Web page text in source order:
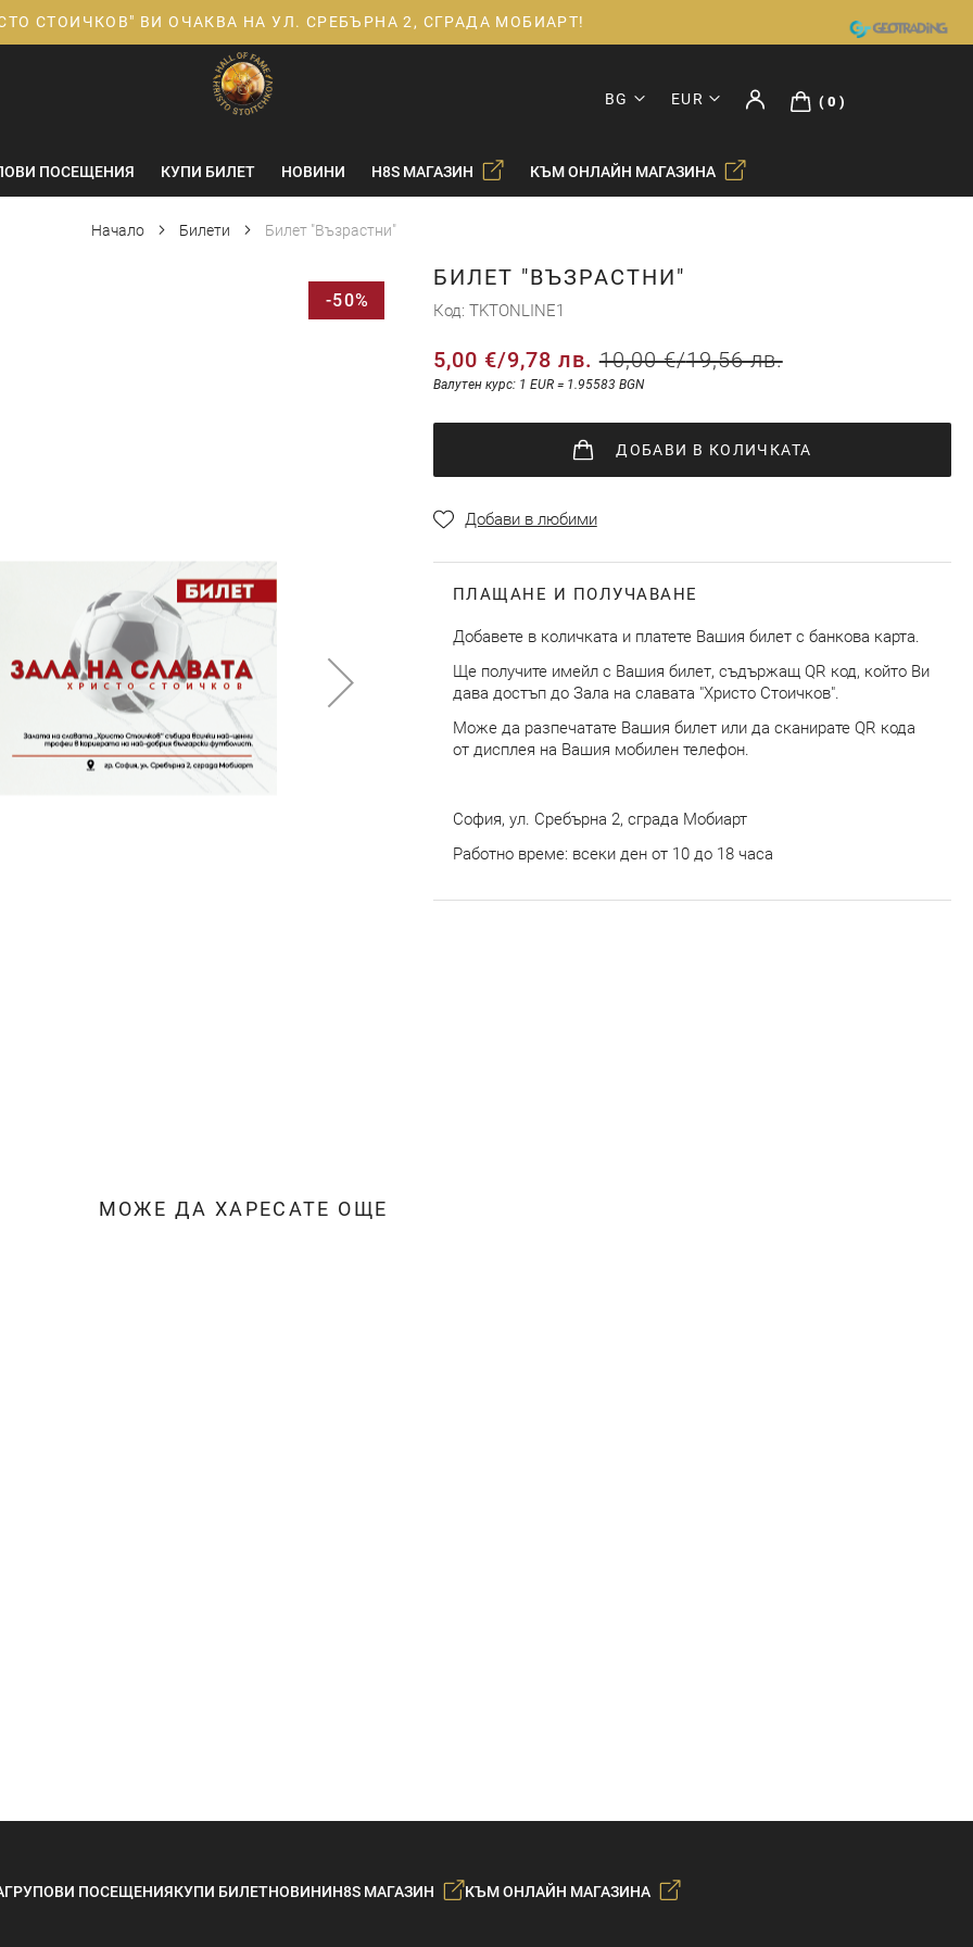
СТОИЧКОВ" ВИ ОЧАКВА НА УЛ. СРЕБЪРНА 2, СГРАДА МОБИАРТ!
BG EUR 0
ПОСЕЩЕНИЯ КУПИ БИЛЕТ НОВИНИ H8S МАГАЗИН КЪМ ОНЛАЙН МАГАЗИНА
Начало Билети Билет "Възрастни"
БИЛЕТ "ВЪЗРАСТНИ"
Код TKTONLINE1
5,00 €/9,78 лв. 10,00 €/19,56 лв.
Валутен курс: 1 EUR = 1.95583 BGN
ДОБАВИ В КОЛИЧКАТА
Добави в любими
ПЛАЩАНЕ И ПОЛУЧАВАНЕ
Добавете в количката и платете Вашия билет с банкова карта.
Ще получите имейл с Вашия билет, съдържащ QR код, който Ви
дава достъп до Зала на славата "Христо Стоичков".
Може да разпечатате Вашия билет или да сканирате QR кода
от дисплея на Вашия мобилен телефон.
София, ул. Сребърна 2, сграда Мобиарт
Работно време: всеки ден от 10 до 18 часа
-50%
МОЖЕ ДА ХАРЕСАТЕ ОЩЕ
ГРУПОВИ ПОСЕЩЕНИЯКУПИ БИЛЕТНОВИНИH8S МАГАЗИН КЪМ ОНЛАЙН МАГАЗИНА